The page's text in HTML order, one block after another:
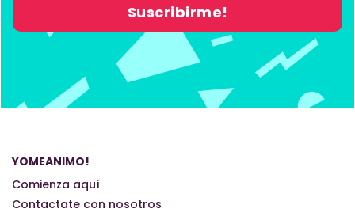
YOMEANIMO!
Comienza aquí
Contactate con nosotros